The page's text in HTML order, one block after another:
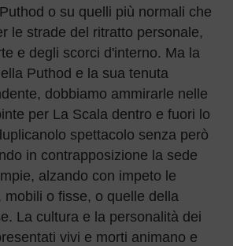
o su quelli più normali che
le strade del ritratto personale,
e degli scorci d'interno. Ma la
Puthod e la sua tenuta
dobbiamo ammirarle nelle
per La Scala dentro e fuori lo
spettacolo senza però
in contrapposizione la sede
alzando con impeto le
mobili o fisse, o quelle della
La cultura e la personalità dei
vivi e morti animano e